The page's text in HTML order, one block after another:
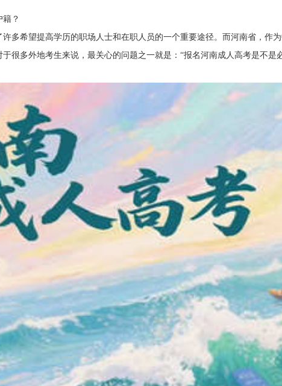
籍？
多希望提高学历的职场人士和在职人员的一个重要途径。而河南省，作
很多外地考生来说，最关心的问题之一就是：“报名河南成人高考是不是